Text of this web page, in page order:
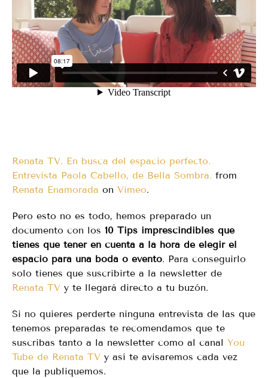
Renata TV. En busca del espacio perfecto.
Entrevista Paola Cabello, de Bella Sombra. from
Renata Enamorada on Vimeo.
Pero esto no es todo, hemos preparado un
documento con los 10 Tips imprescindibles que
tienes que tener en cuenta a la hora de elegir el
espacio para una boda o evento. Para conseguirlo
solo tienes que suscribirte a la newsletter de
Renata TV y te llegará directo a tu buzón.
Si no quieres perderte ninguna entrevista de las que
tenemos preparadas te recomendamos que te
suscribas tanto a la newsletter como al canal You
Tube de Renata TV y así te avisaremos cada vez
que la publiquemos.